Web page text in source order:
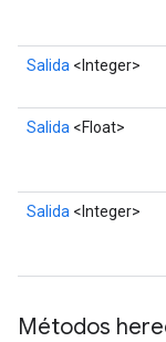
Salida <Integer>
Salida <Float>
Salida <Integer>
Métodos